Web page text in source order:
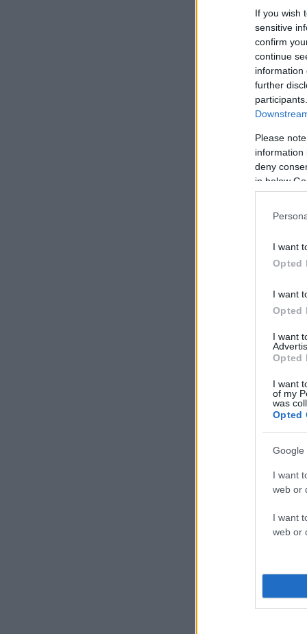
If you wish
sensitive
confirm
continue
information
further
Please
information
deny
in below
I want
Opted
I want
Opted
I want
Opted
I want
of my
was
Opted
Google
I want
web or
I want
web or